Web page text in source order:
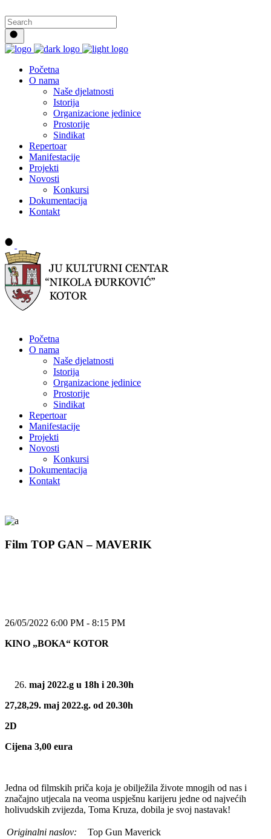
Početna
O nama
Naše djelatnosti
Istorija
Organizacione jedinice
Prostorije
Sindikat
Repertoar
Manifestacije
Projekti
Novosti
Konkursi
Dokumentacija
Kontakt
Početna
O nama
Naše djelatnosti
Istorija
Organizacione jedinice
Prostorije
Sindikat
Repertoar
Manifestacije
Projekti
Novosti
Konkursi
Dokumentacija
Kontakt
Film TOP GAN – MAVERIK
26/05/2022 6:00 PM - 8:15 PM
KINO „BOKA“ KOTOR
maj 2022.g u 18h i 20.30h
27,28,29. maj 2022.g. od 20.30h
2D
Cijena 3,00 eura
Jedna od filmskih priča koja je obilježila živote mnogih od nas i
značajno utjecala na veoma uspješnu karijeru jedne od najvećih
holivudskih zvijezda, Toma Kruza, dobila je svoj nastavak!
Originalni naslov:
Top Gun Maverick